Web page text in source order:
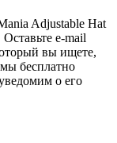
Adjustable Hat
e‑mail
вы ищете,
бесплатно
о его